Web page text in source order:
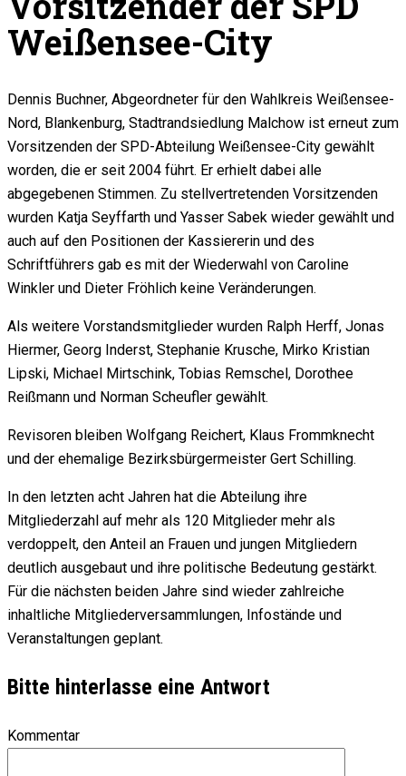
Weißensee-City
Dennis Buchner, Abgeordneter für den Wahlkreis Weißensee-
Nord, Blankenburg, Stadtrandsiedlung Malchow ist erneut zum
Vorsitzenden der SPD-Abteilung Weißensee-City gewählt
worden, die er seit 2004 führt. Er erhielt dabei alle
abgegebenen Stimmen. Zu stellvertretenden Vorsitzenden
wurden Katja Seyffarth und Yasser Sabek wieder gewählt und
auch auf den Positionen der Kassiererin und des
Schriftführers gab es mit der Wiederwahl von Caroline
Winkler und Dieter Fröhlich keine Veränderungen.
Als weitere Vorstandsmitglieder wurden Ralph Herff, Jonas
Hiermer, Georg Inderst, Stephanie Krusche, Mirko Kristian
Lipski, Michael Mirtschink, Tobias Remschel, Dorothee
Reißmann und Norman Scheufler gewählt.
Revisoren bleiben Wolfgang Reichert, Klaus Frommknecht
und der ehemalige Bezirksbürgermeister Gert Schilling.
In den letzten acht Jahren hat die Abteilung ihre
Mitgliederzahl auf mehr als 120 Mitglieder mehr als
verdoppelt, den Anteil an Frauen und jungen Mitgliedern
deutlich ausgebaut und ihre politische Bedeutung gestärkt.
Für die nächsten beiden Jahre sind wieder zahlreiche
inhaltliche Mitgliederversammlungen, Infostände und
Veranstaltungen geplant.
Bitte hinterlasse eine Antwort
Kommentar